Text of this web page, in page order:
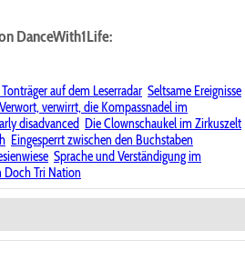
DanceWith1Life:
auf dem Leserradar Seltsame Ereignisse
Verwort, verwirrt, die Kompassnadel im
disadvanced Die Clownschaukel im Zirkuszelt
Eingesperrt zwischen den Buchstaben
Sprache und Verständigung im
Doch Tri Nation